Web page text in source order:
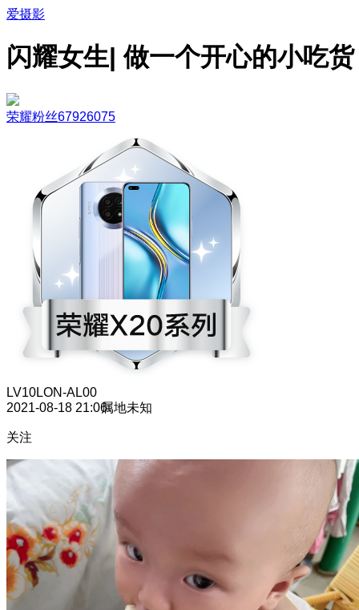
爱摄影
闪耀女生| 做一个开心的小吃货
荣耀粉丝67926075
LV10LON-AL00
2021-08-18 21:06属地未知
关注